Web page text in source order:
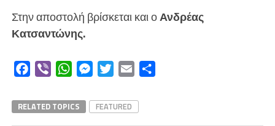
Στην αποστολή βρίσκεται και οΑνδρέας
Κατσαντώνης.
Facebook
Viber WhatsAppMessengerTwitterEmail
RELATED TOPICS FEATURED